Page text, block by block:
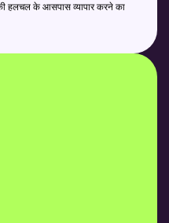
हलचल के आसपास व्यापार करने का